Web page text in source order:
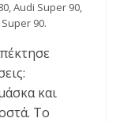
Audi Super 90,
90.
και
Το